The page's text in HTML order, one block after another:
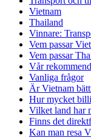
Vietnam
Thailand
Vinnare:
Vem passar
Vem passar
Vår
Vanliga frågor
Är Vietnam
Hur mycket
Vilket land har
Finns det
Kan man resa